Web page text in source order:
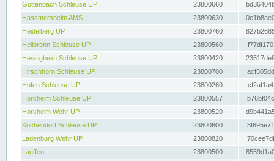
Guttenbach Schleuse UP
23800660
Hassmersheim AMS
23800630
Heidelberg UP
23800760
Heilbronn Schleuse UP
23800560
Hessigheim Schleuse UP
23800420
Hirschhorn Schleuse UP
23800700
Hofen Schleuse UP
23800260
Horkheim Schleuse UP
23800557
Horkheim Wehr UP
23800520
Kochendorf Schleuse UP
23800600
Ladenburg Wehr UP
23800820
Lauffen
23800500